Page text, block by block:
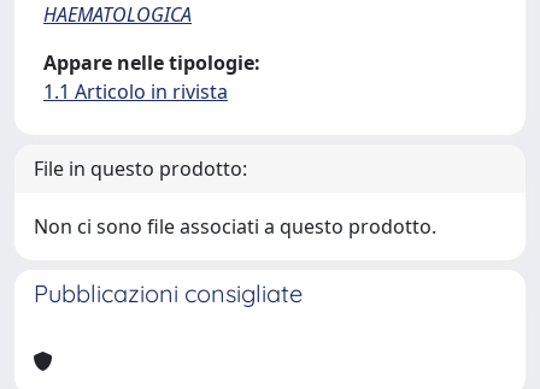
HAEMATOLOGICA
Appare nelle tipologie:
1.1 Articolo in rivista
File in questo prodotto:
Non ci sono file associati a questo prodotto.
Pubblicazioni consigliate